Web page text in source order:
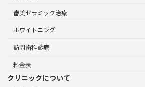
審美セラミック治療
ホワイトニング
訪問歯科診療
料金表
クリニックについて